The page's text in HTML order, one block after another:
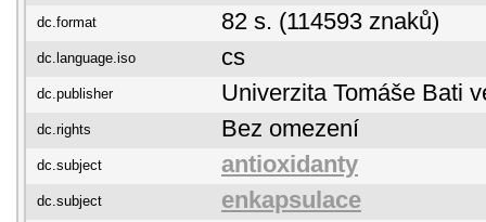
dc.format 82 s. (114593 znaků)
dc.language.iso cs
dc.publisher Univerzita Tomáše Bati
dc.rights Bez omezení
dc.subject antioxidanty
dc.subject enkapsulace